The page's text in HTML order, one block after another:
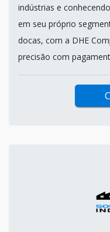
indústrias e
em seu próprio
docas, com a DHE
precisão com